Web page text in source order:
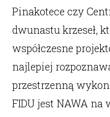
Pinakotece czy
dwunastu krzeseł,
współczesne
najlepiej
przestrzenną
FIDU jest NAWA na